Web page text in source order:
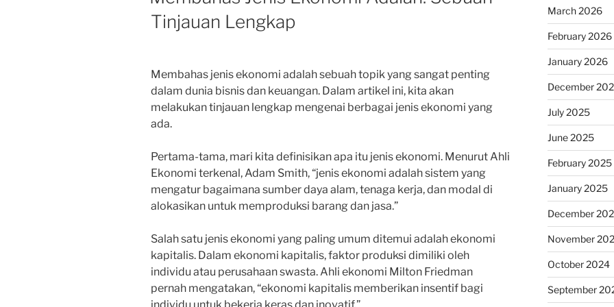
Tinjauan Lengkap
Membahas jenis ekonomi adalah sebuah topik yang sangat penting
dalam dunia bisnis dan keuangan. Dalam artikel ini, kita akan
melakukan tinjauan lengkap mengenai berbagai jenis ekonomi yang
ada.
Pertama-tama, mari kita definisikan apa itu jenis ekonomi. Menurut Ahli
Ekonomi terkenal, Adam Smith, “jenis ekonomi adalah sistem yang
mengatur bagaimana sumber daya alam, tenaga kerja, dan modal di
alokasikan untuk memproduksi barang dan jasa.”
Salah satu jenis ekonomi yang paling umum ditemui adalah ekonomi
kapitalis. Dalam ekonomi kapitalis, faktor produksi dimiliki oleh
individu atau perusahaan swasta. Ahli ekonomi Milton Friedman
pernah mengatakan, “ekonomi kapitalis memberikan insentif bagi
March 2026
February 2026
January 2026
December
July 2025
June 2025
February 2025
January 2025
December
November
October 2024
September